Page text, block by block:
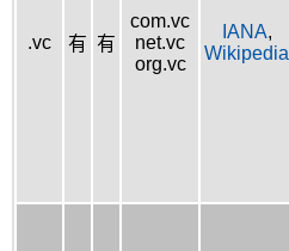
.vc 有 有
com.vc
net.vc
org.vc
IANA,
Wikipedia